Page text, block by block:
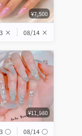
¥7,500
× 08/14 ×
¥11,980
◯ 08/14 ◯